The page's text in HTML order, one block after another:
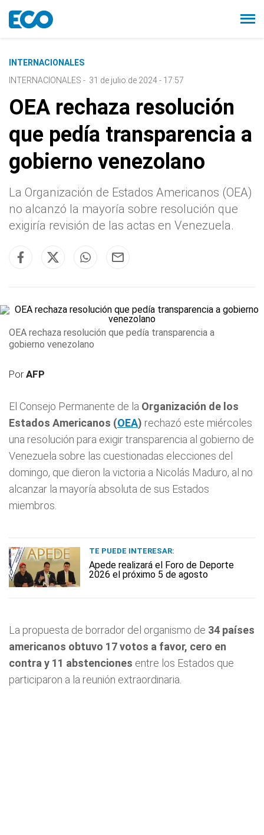
INTERNACIONALES
INTERNACIONALES - 31 de julio de 2024 - 17:57
OEA rechaza resolución
que pedía transparencia a
gobierno venezolano
La Organización de Estados Americanos (OEA)
no alcanzó la mayoría sobre resolución que
exigiría revisión de las actas en Venezuela.
OEA rechaza resolución que pedía transparencia a
gobierno venezolano
PorAFP
El Consejo Permanente de la Organización de los
Estados Americanos (OEA) rechazó este miércoles
una resolución para exigir transparencia al gobierno de
Venezuela sobre las cuestionadas elecciones del
domingo, que dieron la victoria a Nicolás Maduro, al no
alcanzar la mayoría absoluta de sus Estados
miembros.
TE PUEDE INTERESAR:
Apede realizará el Foro de Deporte
2026 el próximo 5 de agosto
La propuesta de borrador del organismo de 34 países
americanos obtuvo 17 votos a favor, cero en
contra y 11 abstenciones entre los Estados que
participaron a la reunión extraordinaria.